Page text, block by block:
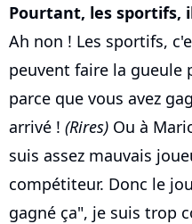
Pourtant, les sportifs,
Ah non ! Les sportifs,
peuvent faire la gueule
parce que vous avez
arrivé ! (Rires) Ou à
suis assez mauvais
compétiteur. Donc le
gagné ça", je suis trop